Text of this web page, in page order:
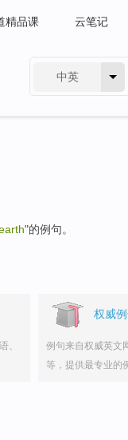
精品课 云笔记
中英
"的例句。
、
权威
例句来自权威英文
等，提供最专业的